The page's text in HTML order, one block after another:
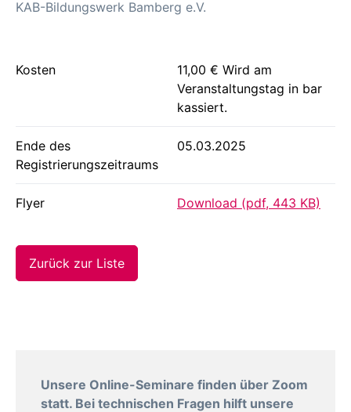
KAB-Bildungswerk Bamberg e.V.
Kosten
11,00 € Wird am
Veranstaltungstag in bar
kassiert.
Ende des
Registrierungszeitraums
05.03.2025
Flyer Download (pdf, 443 KB)
Zurück zur Liste
Unsere Online-Seminare finden über Zoom
statt. Bei technischen Fragen hilft unsere